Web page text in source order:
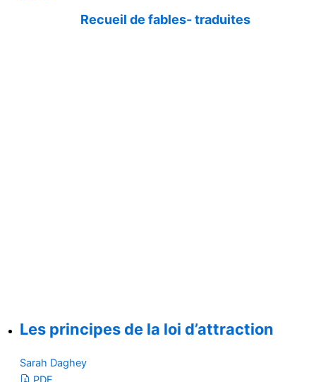
Recueil de fables- traduites
Les principes de la loi d’attraction
Sarah Daghey